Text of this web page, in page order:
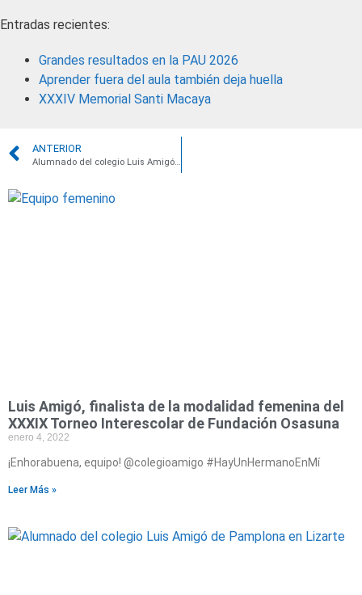
Entradas recientes:
Grandes resultados en la PAU 2026
Aprender fuera del aula también deja huella
XXXIV Memorial Santi Macaya
ANTERIOR
Alumnado del colegio Luis Amigó premiado en el concurso Consumópolis
Luis Amigó, finalista de la modalidad femenina del
XXXIX Torneo Interescolar de Fundación Osasuna
enero 4, 2022
¡Enhorabuena, equipo! @colegioamigo #HayUnHermanoEnMí
Leer Más »